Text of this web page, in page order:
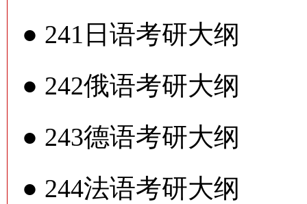
● 241日语考研大纲
● 242俄语考研大纲
● 243德语考研大纲
● 244法语考研大纲